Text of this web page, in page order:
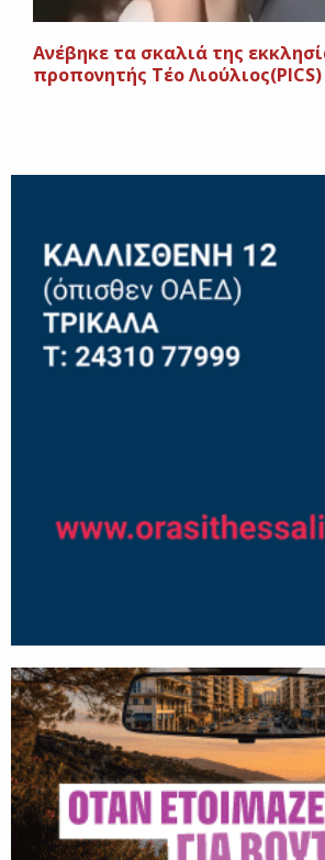
Ανέβηκε τα σκαλιά της
προπονητής Τέο Λιούλιος(PICS)